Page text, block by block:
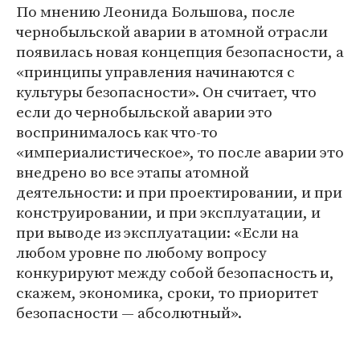
По мнению Леонида Большова, после
чернобыльской аварии в атомной отрасли
появилась новая концепция безопасности, а
«принципы управления начинаются с
культуры безопасности». Он считает, что
если до чернобыльской аварии это
воспринималось как что-то
«империалистическое», то после аварии это
внедрено во все этапы атомной
деятельности: и при проектировании, и при
конструировании, и при эксплуатации, и
при выводе из эксплуатации: «Если на
любом уровне по любому вопросу
конкурируют между собой безопасность и,
скажем, экономика, сроки, то приоритет
безопасности — абсолютный».